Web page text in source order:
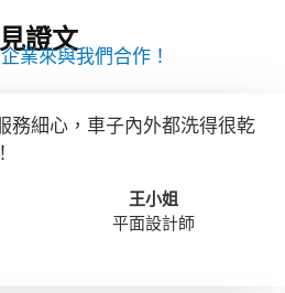
見證文
業來與我們合作！
務細心，車子內外都洗得很乾
王小姐
平面設計師